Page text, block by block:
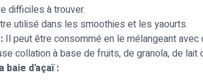
difficiles à trouver.
utilisé dans les smoothies et les yaourts.
Il peut être consommé en le mélangeant avec
collation à base de fruits, de granola, de lait
d'açaï :